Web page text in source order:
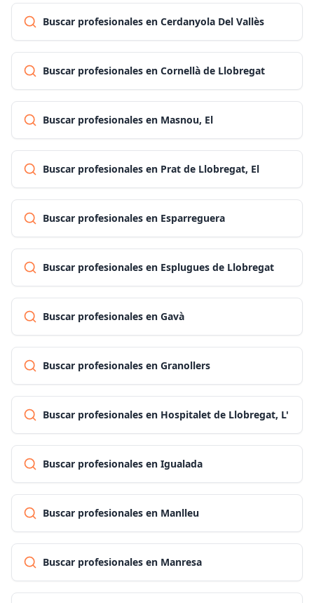
Buscar profesionales en Cerdanyola Del Vallès
Buscar profesionales en Cornellà de Llobregat
Buscar profesionales en Masnou, El
Buscar profesionales en Prat de Llobregat, El
Buscar profesionales en Esparreguera
Buscar profesionales en Esplugues de Llobregat
Buscar profesionales en Gavà
Buscar profesionales en Granollers
Buscar profesionales en Hospitalet de Llobregat, L'
Buscar profesionales en Igualada
Buscar profesionales en Manlleu
Buscar profesionales en Manresa